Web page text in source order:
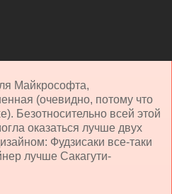
Майкрософта,
(очевидно, потому что
Безотносительно всей этой
оказаться лучше двух
Фудзисаки все-таки
лучше Сакагути-